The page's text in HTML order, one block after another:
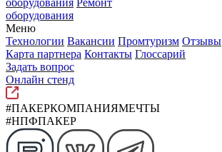
оборудования
Меню
Технологии Вакансии Промтуризм Отзывы
Карта партнера Контакты Глоссарий
Задать вопрос
Онлайн стенд
#ПАКЕРКОМПАНИЯМЕЧТЫ
#НПФПАКЕР